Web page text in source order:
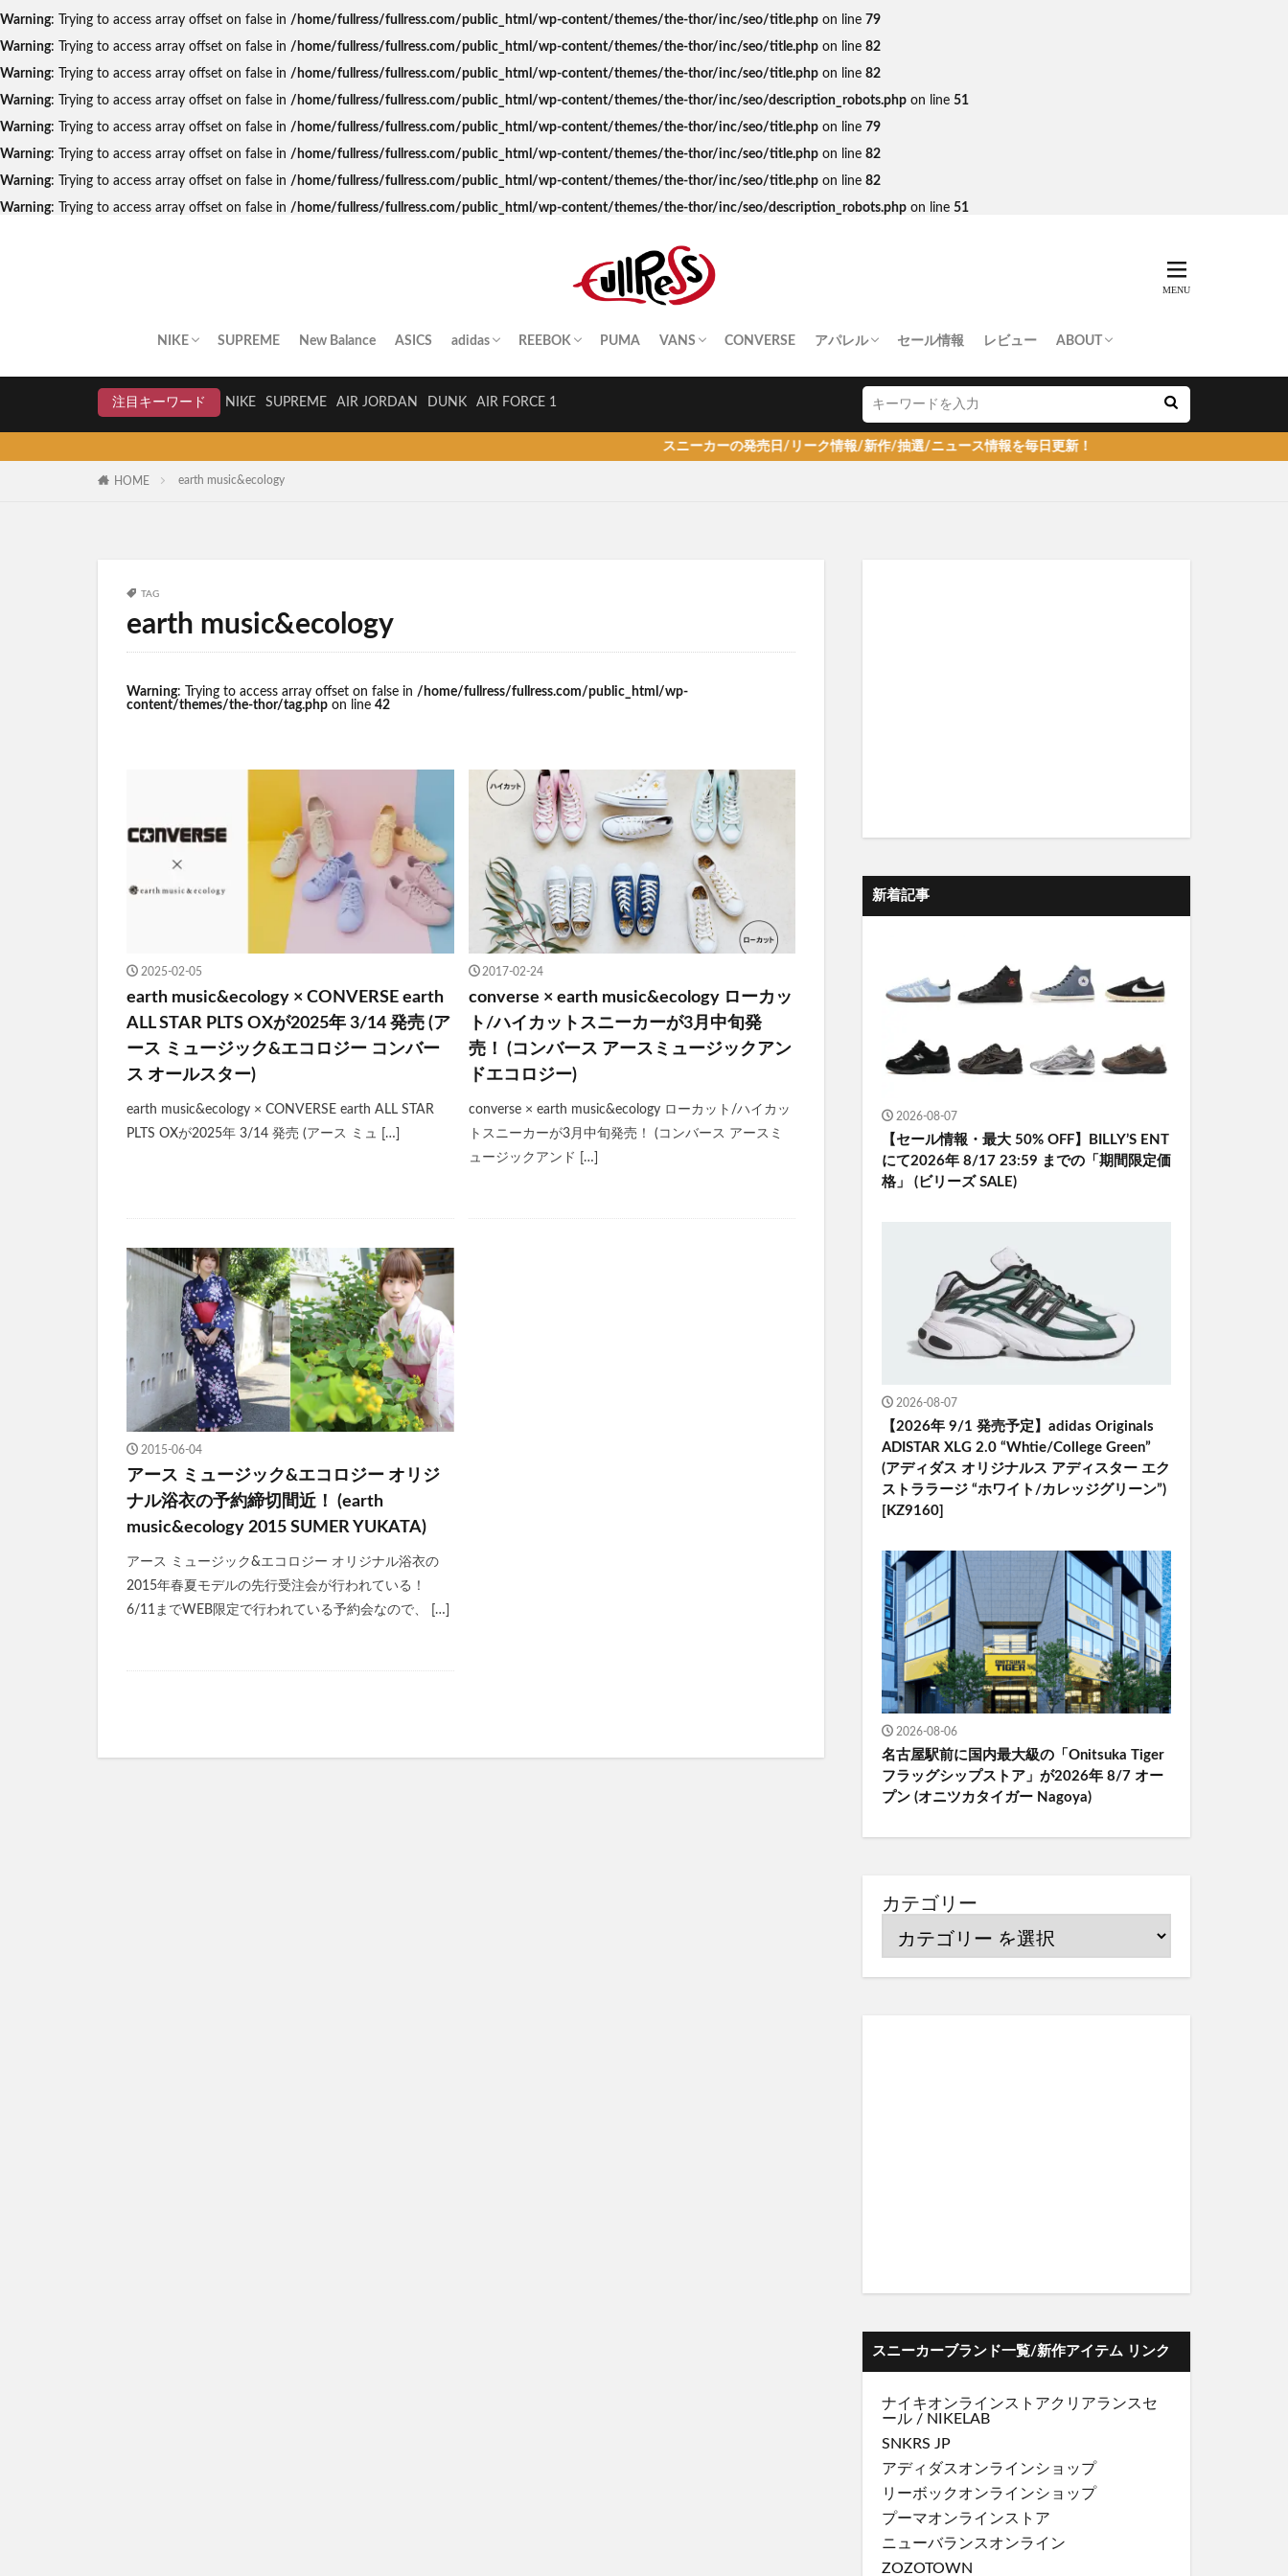
Warning: Trying to access array offset on false in /home/fullress/fullress.com/public_html/wp-content/themes/the-thor/inc/seo/title.php on line 79
Warning: Trying to access array offset on false in /home/fullress/fullress.com/public_html/wp-content/themes/the-thor/inc/seo/title.php on line 82
Warning: Trying to access array offset on false in /home/fullress/fullress.com/public_html/wp-content/themes/the-thor/inc/seo/title.php on line 82
Warning: Trying to access array offset on false in /home/fullress/fullress.com/public_html/wp-content/themes/the-thor/inc/seo/description_robots.php on line 51
Warning: Trying to access array offset on false in /home/fullress/fullress.com/public_html/wp-content/themes/the-thor/inc/seo/title.php on line 79
Warning: Trying to access array offset on false in /home/fullress/fullress.com/public_html/wp-content/themes/the-thor/inc/seo/title.php on line 82
Warning: Trying to access array offset on false in /home/fullress/fullress.com/public_html/wp-content/themes/the-thor/inc/seo/title.php on line 82
Warning: Trying to access array offset on false in /home/fullress/fullress.com/public_html/wp-content/themes/the-thor/inc/seo/description_robots.php on line 51
NIKE SUPREME New Balance ASICS adidas REEBOK PUMA VANS CONVERSE アパレル セール情報 レビュー ABOUT
注目キーワード
NIKE SUPREME AIR JORDAN DUNK AIR FORCE 1
スニーカーの発売日/リーク情報/新作/抽選/ニュース情報を毎日更新！
HOME earth music&ecology
TAG
earth music&ecology
Warning: Trying to access array offset on false in /home/fullress/fullress.com/public_html/wp-
content/themes/the-thor/tag.php on line 42
2025-02-05
earth music&ecology × CONVERSE earth
ALL STAR PLTS OXが2025年 3/14 発売 (ア
ース ミュージック&エコロジー コンバー
ス オールスター)
earth music&ecology × CONVERSE earth ALL STAR
PLTS OXが2025年 3/14 発売 (アース ミュ […]
2017-02-24
converse × earth music&ecology ローカッ
ト/ハイカットスニーカーが3月中旬発
売！ (コンバース アースミュージックアン
ドエコロジー)
converse × earth music&ecology ローカット/ハイカッ
トスニーカーが3月中旬発売！ (コンバース アースミ
ュージックアンド […]
2015-06-04
アース ミュージック&エコロジー オリジ
ナル浴衣の予約締切間近！ (earth
music&ecology 2015 SUMER YUKATA)
アース ミュージック&エコロジー オリジナル浴衣の
2015年春夏モデルの先行受注会が行われている！
6/11までWEB限定で行われている予約会なので、 […]
新着記事
2026-08-07
【セール情報・最大 50% OFF】BILLY’S ENT
にて2026年 8/17 23:59 までの「期間限定価
格」 (ビリーズ SALE)
2026-08-07
【2026年 9/1 発売予定】adidas Originals
ADISTAR XLG 2.0 “Whtie/College Green”
(アディダス オリジナルス アディスター エク
ストララージ “ホワイト/カレッジグリーン”)
[KZ9160]
2026-08-06
名古屋駅前に国内最大級の「Onitsuka Tiger
フラッグシップストア」が2026年 8/7 オー
プン (オニツカタイガー Nagoya)
カテゴリー
スニーカーブランド一覧/新作アイテム リンク
ナイキオンラインストアクリアランスセ
ール / NIKELAB
SNKRS JP
アディダスオンラインショップ
リーボックオンラインショップ
プーマオンラインストア
ニューバランスオンライン
ZOZOTOWN